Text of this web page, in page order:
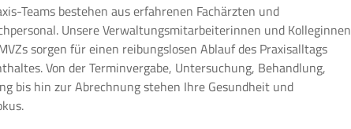
Teams bestehen aus erfahrenen Fachärzten und
Unsere Verwaltungsmitarbeiterinnen und Kolleginnen
sorgen für einen reibungslosen Ablauf des Praxisalltags
Von der Terminvergabe, Untersuchung, Behandlung,
bis hin zur Abrechnung stehen Ihre Gesundheit und